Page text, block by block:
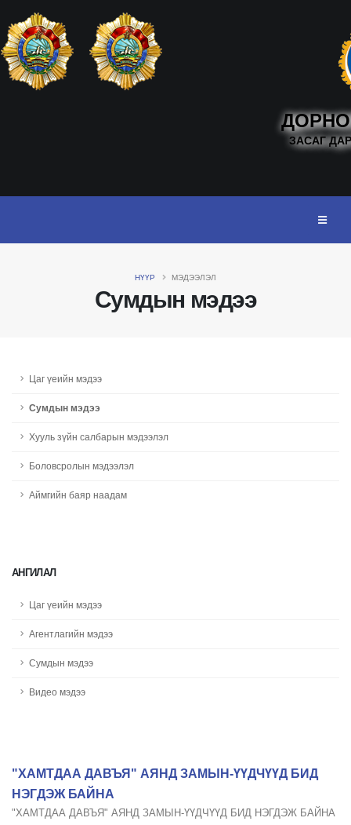
ЗАСАГ
Сумдын мэдээ
НҮҮР МЭДЭЭЛЭЛ
Цаг үеийн мэдээ
Сумдын мэдээ
Хууль зүйн салбарын мэдээлэл
Боловсролын мэдээлэл
Аймгийн баяр наадам
АНГИЛАЛ
Цаг үеийн мэдээ
Агентлагийн мэдээ
Сумдын мэдээ
Видео мэдээ
"ХАМТДАА ДАВЪЯ" АЯНД ЗАМЫН-ҮҮДЧҮҮД БИД
НЭГДЭЖ БАЙНА
"ХАМТДАА ДАВЪЯ" АЯНД ЗАМЫН-ҮҮДЧҮҮД БИД НЭГДЭЖ БАЙНА